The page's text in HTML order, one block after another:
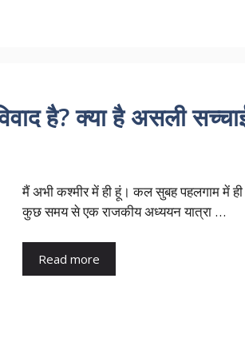
है? क्या है असली
मैं अभी कश्मीर में ही हूं। कल सुबह पहलगाम में
कुछ समय से एक राजकीय अध्ययन यात्रा …
Read more